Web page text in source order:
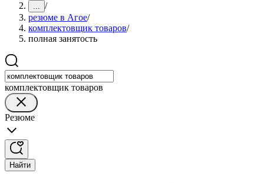
... /
резюме в Агое/
комплектовщик товаров/
полная занятость
комплектовщик товаров
Резюме
Найти